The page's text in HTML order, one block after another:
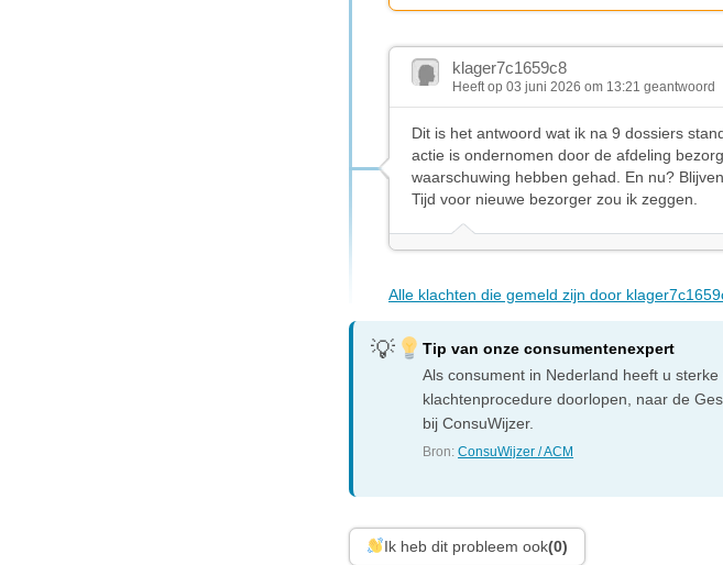
klager7c1659c8
Heeft op 03 juni 2026 om 13:21 geantwoord
Dit is het antwoord wat ik na 9 dossiers
actie is ondernomen door de afdeling
waarschuwing hebben gehad. En nu?
Tijd voor nieuwe bezorger zou ik zeggen.
Alle klachten die gemeld zijn door
Tip van onze consumentenexpert
Als consument in Nederland heeft u
klachtenprocedure doorlopen, naar de
bij ConsuWijzer.
Bron:ConsuWijzer / ACM
Ik heb dit probleem ook(0)